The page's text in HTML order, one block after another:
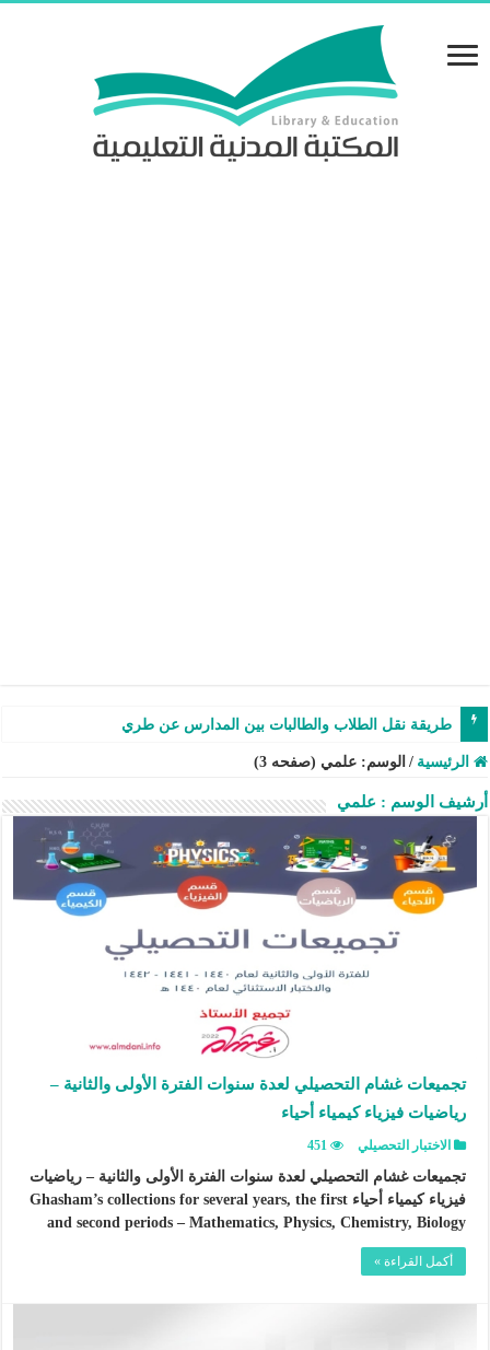
طريقة نقل الطلاب والطالبات بين المدارس عن طريق نظام نور – ش
الرئيسية / الوسم:علمي (صفحه 3)
أرشيف الوسم : علمي
تجميعات غشام التحصيلي لعدة سنوات الفترة الأولى والثانية –
رياضيات فيزياء كيمياء أحياء
الاختبار التحصيلي 451
تجميعات غشام التحصيلي لعدة سنوات الفترة الأولى والثانية – رياضيات
فيزياء كيمياء أحياء Ghasham’s collections for several years, the first
and second periods – Mathematics, Physics, Chemistry, Biology
أكمل القراءة »